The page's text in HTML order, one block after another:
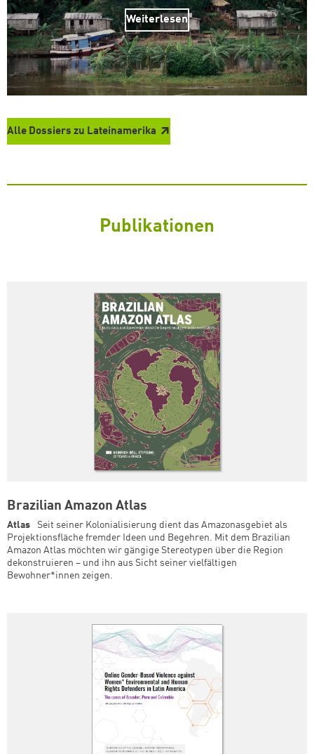
Weiterlesen
Alle Dossiers zu Lateinamerika
Publikationen
Brazilian Amazon Atlas
Atlas
Seit seiner Kolonialisierung dient das Amazonasgebiet als
Projektionsfläche fremder Ideen und Begehren. Mit dem Brazilian
Amazon Atlas möchten wir gängige Stereotypen über die Region
dekonstruieren – und ihn aus Sicht seiner vielfältigen
Bewohner*innen zeigen.